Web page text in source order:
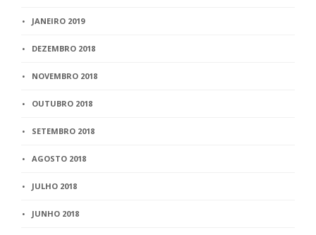
JANEIRO 2019
DEZEMBRO 2018
NOVEMBRO 2018
OUTUBRO 2018
SETEMBRO 2018
AGOSTO 2018
JULHO 2018
JUNHO 2018